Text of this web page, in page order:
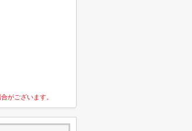
がございます。